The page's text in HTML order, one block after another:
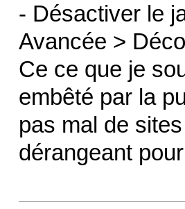
- Désactiver le
Avancée >
Ce ce que je
embêté par la
pas mal de
dérangeant